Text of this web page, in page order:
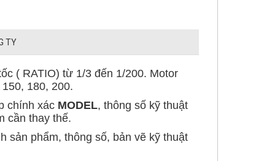
180, 200.
chính xácMODEL, thông số kỹ thuật
cần thay thế.
phẩm, thông số, bản vẽ kỹ thuật